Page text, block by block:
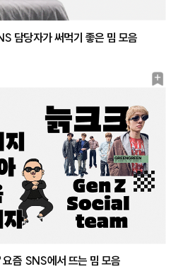
북
크
담당자가 써먹기 좋은 밈 모음
즘 SNS에서 뜨는 밈 모음